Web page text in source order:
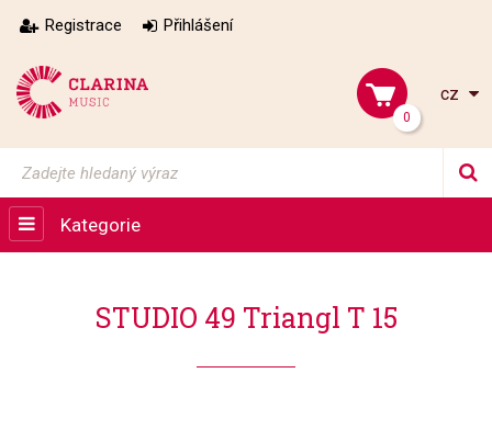
Registrace Přihlášení
0
cz
Kategorie
STUDIO 49 Triangl T 15